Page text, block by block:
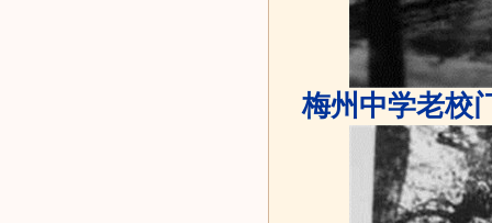
梅州中学老校